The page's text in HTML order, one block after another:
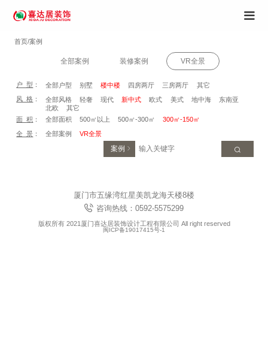
首页/案例
全部案例 装修案例 VR全景
户 型 ： 全部户型 别墅 楼中楼 四房两厅 三房两厅
其它
风 格 ： 全部风格 轻奢 现代 新中式 欧式 美式 地中海
东南亚
北欧
其它
面 积 ： 全部面积 500㎡以上 500㎡-300㎡
300㎡-150㎡
全 景 ： 全部案例 VR全景
案例
厦门市五缘湾红星美凯龙海天楼8楼
咨询热线：0592-5575299
版权所有 2021厦门喜达居装饰设计工程有限公司 All right reserved
闽ICP备19017415号-1